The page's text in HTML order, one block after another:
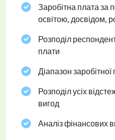
Заробітна плата за
освітою, досвідом,
Розподіл
плати
Діапазон заробітної
Розподіл усіх
вигод
Аналіз фінансових